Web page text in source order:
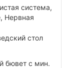
система,
Нервная
стол
бювет с мин.